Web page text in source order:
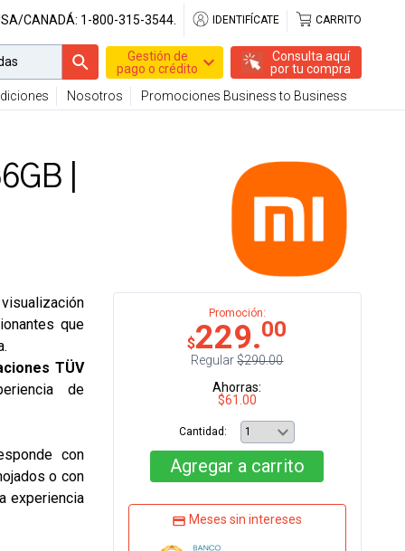
CANADÁ: 1-800-315-3544. IDENTIFÍCATE CARRITO
Gestión de
pago o crédito
Consulta aquí
por tu compra
Nosotros Promociones Business to Business
|
Promoción:
$229.00
Regular$290.00
Ahorras:
$61.00
Cantidad:
Agregar a carrito
Meses sin intereses
que
TÜV
de
con
o con
experiencia